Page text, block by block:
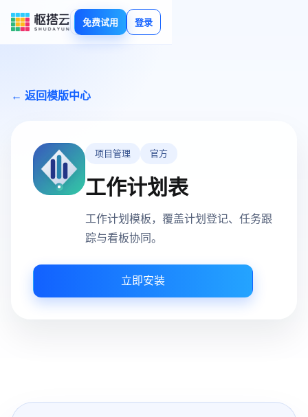
免费试用 登录
← 返回模版中心
项目管理 官方
工作计划表
工作计划模板，覆盖计划登记、任务跟
踪与看板协同。
立即安装